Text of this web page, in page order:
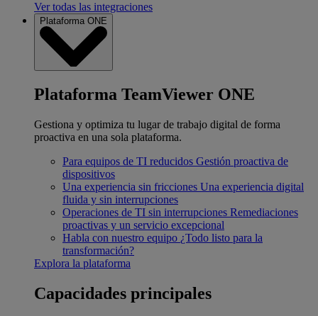
Ver todas las integraciones
Plataforma ONE
Plataforma TeamViewer ONE
Gestiona y optimiza tu lugar de trabajo digital de forma
proactiva en una sola plataforma.
Para equipos de TI reducidos Gestión proactiva de
dispositivos
Una experiencia sin fricciones Una experiencia digital
fluida y sin interrupciones
Operaciones de TI sin interrupciones Remediaciones
proactivas y un servicio excepcional
Habla con nuestro equipo ¿Todo listo para la
transformación?
Explora la plataforma
Capacidades principales